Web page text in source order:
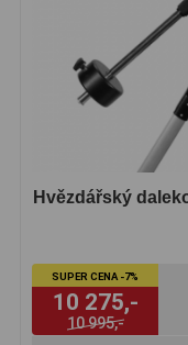
Hvězdářský
SUPER CENA -7%
10 275,-
10 995,-